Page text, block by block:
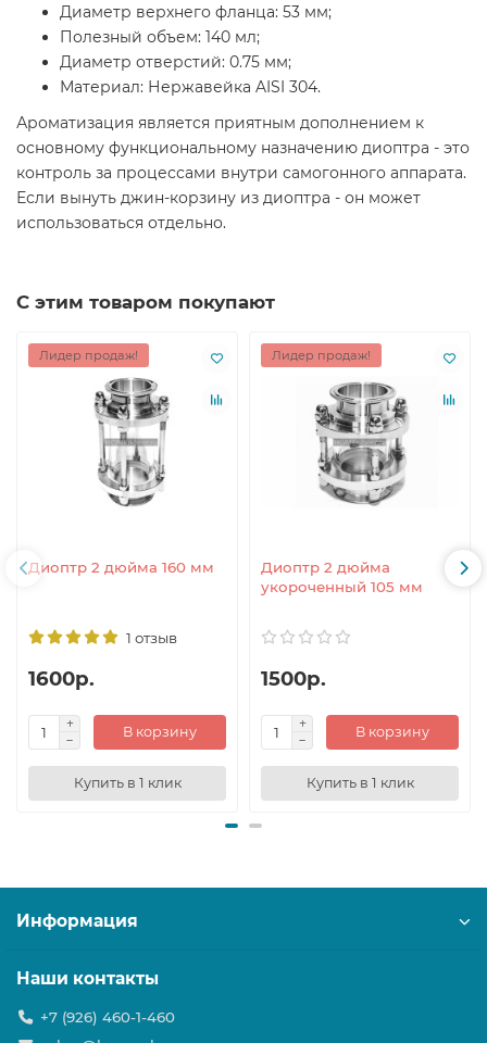
Диаметр верхнего фланца: 53 мм;
Полезный объем: 140 мл;
Диаметр отверстий: 0.75 мм;
Материал: Нержавейка AISI 304.
Ароматизация является приятным дополнением к
основному функциональному назначению диоптра - это
контроль за процессами внутри самогонного аппарата.
Если вынуть джин-корзину из диоптра - он может
использоваться отдельно.
С этим товаром покупают
Лидер продаж!
Диоптр 2 дюйма 160 мм
1 отзыв
1600р.
В корзину
Купить в 1 клик
Лидер продаж!
Диоптр 2 дюйма
укороченный 105 мм
1500р.
В корзину
Купить в 1 клик
Информация
Наши контакты
+7 (926) 460-1-460